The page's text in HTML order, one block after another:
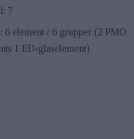
7
element / 6 grupper (2 PMO
1 ED-glaselement)